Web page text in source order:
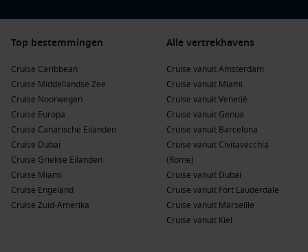
Top bestemmingen
Cruise Caribbean
Cruise Middellandse Zee
Cruise Noorwegen
Cruise Europa
Cruise Canarische Eilanden
Cruise Dubai
Cruise Griekse Eilanden
Cruise Miami
Cruise Engeland
Cruise Zuid-Amerika
Alle vertrekhavens
Cruise vanuit Amsterdam
Cruise vanuit Miami
Cruise vanuit Venetië
Cruise vanuit Genua
Cruise vanuit Barcelona
Cruise vanuit Civitavecchia
(Rome)
Cruise vanuit Dubai
Cruise vanuit Fort Lauderdale
Cruise vanuit Marseille
Cruise vanuit Kiel